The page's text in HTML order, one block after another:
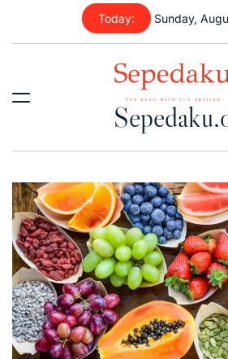
content
Today: Sunday,